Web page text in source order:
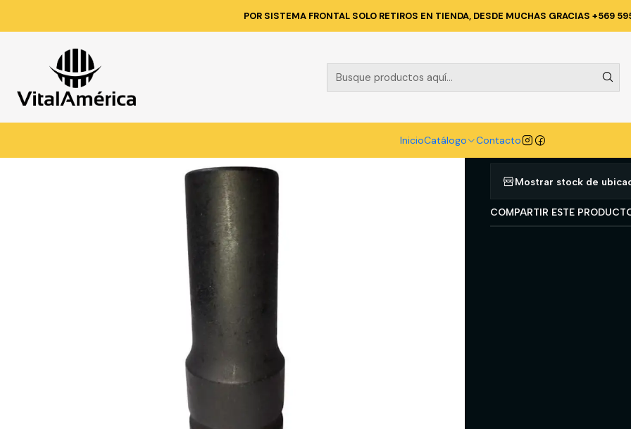
InicioCatálogo Contacto
POR SISTEMA FRONTAL SOLO RETIROS EN TIENDA, DESDE MUCHAS GRACIAS +569
Catálogo FERRETERIA HERRAMIENTAS MANUALES DADO IMPACTO LARGO 1/2''
|
DADO
(60522019)
Agregar a la lista
Mostrar stock de
COMPARTIR ESTE